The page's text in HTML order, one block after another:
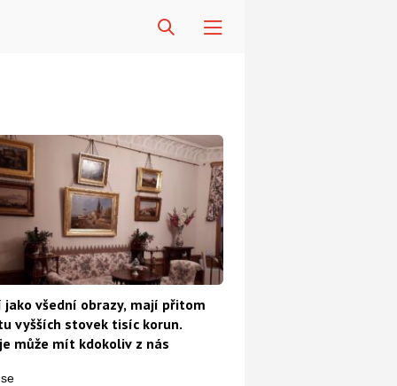
jako všední obrazy, mají přitom
vyšších stovek tisíc korun.
může mít kdokoliv z nás